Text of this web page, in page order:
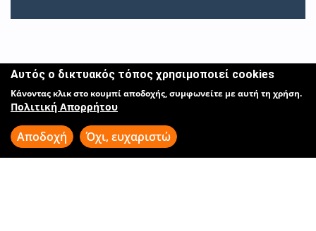
Αυτός ο δικτυακός τόπος χρησιμοποιεί cookies
Κάνοντας κλικ στο κουμπί αποδοχής, συμφωνείτε με αυτή τη χρήση.
Πολιτική Απορρήτου
Αποδοχή Όχι, ευχαριστώ